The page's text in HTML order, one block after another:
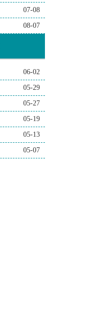
07-08
08-07
06-02
05-29
05-27
05-19
05-13
05-07